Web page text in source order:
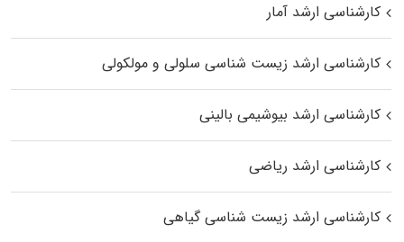
کارشناسی ارشد آمار
کارشناسی ارشد زیست شناسی سلولی و مولکولی
کارشناسی ارشد بیوشیمی بالینی
کارشناسی ارشد ریاضی
کارشناسی ارشد زیست‌ شناسی گیاهی